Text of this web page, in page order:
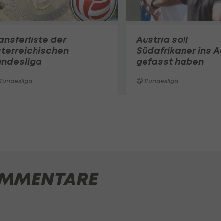
der
Austria soll
Südafrikaner ins
gefasst haben
Bundesliga